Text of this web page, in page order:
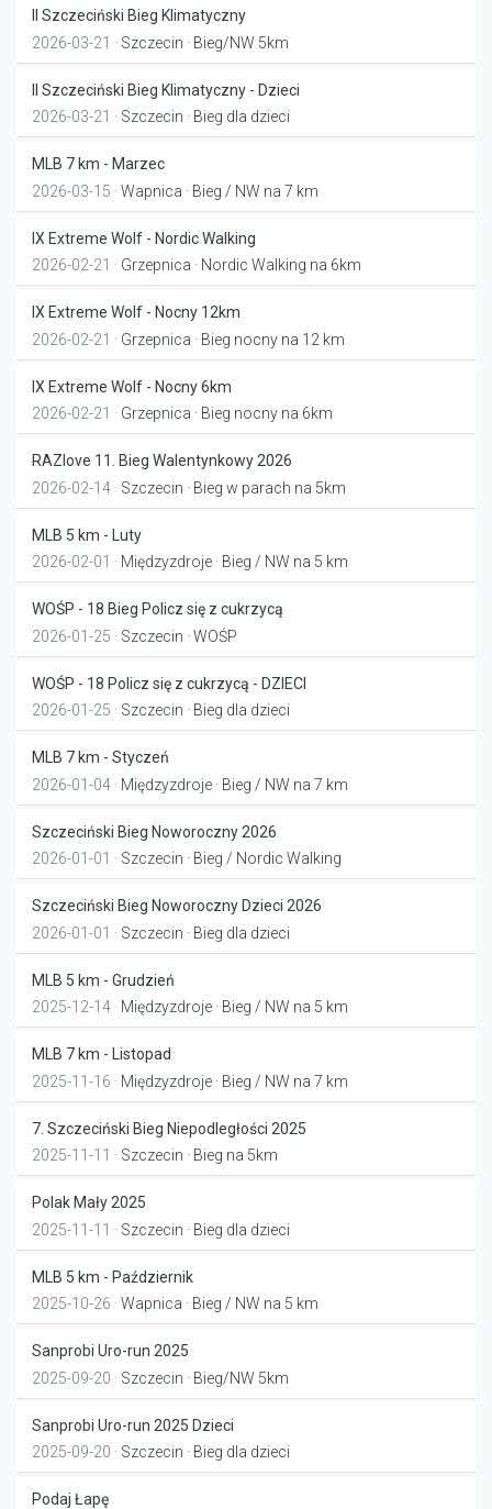
II Szczeciński Bieg Klimatyczny
2026-03-21 · Szczecin · Bieg/NW 5km
II Szczeciński Bieg Klimatyczny - Dzieci
2026-03-21 · Szczecin · Bieg dla dzieci
MLB 7 km - Marzec
2026-03-15 · Wapnica · Bieg / NW na 7 km
IX Extreme Wolf - Nordic Walking
2026-02-21 · Grzepnica · Nordic Walking na 6km
IX Extreme Wolf - Nocny 12km
2026-02-21 · Grzepnica · Bieg nocny na 12 km
IX Extreme Wolf - Nocny 6km
2026-02-21 · Grzepnica · Bieg nocny na 6km
RAZlove 11. Bieg Walentynkowy 2026
2026-02-14 · Szczecin · Bieg w parach na 5km
MLB 5 km - Luty
2026-02-01 · Międzyzdroje · Bieg / NW na 5 km
WOŚP - 18 Bieg Policz się z cukrzycą
2026-01-25 · Szczecin · WOŚP
WOŚP - 18 Policz się z cukrzycą - DZIECI
2026-01-25 · Szczecin · Bieg dla dzieci
MLB 7 km - Styczeń
2026-01-04 · Międzyzdroje · Bieg / NW na 7 km
Szczeciński Bieg Noworoczny 2026
2026-01-01 · Szczecin · Bieg / Nordic Walking
Szczeciński Bieg Noworoczny Dzieci 2026
2026-01-01 · Szczecin · Bieg dla dzieci
MLB 5 km - Grudzień
2025-12-14 · Międzyzdroje · Bieg / NW na 5 km
MLB 7 km - Listopad
2025-11-16 · Międzyzdroje · Bieg / NW na 7 km
7. Szczeciński Bieg Niepodległości 2025
2025-11-11 · Szczecin · Bieg na 5km
Polak Mały 2025
2025-11-11 · Szczecin · Bieg dla dzieci
MLB 5 km - Październik
2025-10-26 · Wapnica · Bieg / NW na 5 km
Sanprobi Uro-run 2025
2025-09-20 · Szczecin · Bieg/NW 5km
Sanprobi Uro-run 2025 Dzieci
2025-09-20 · Szczecin · Bieg dla dzieci
Podaj Łapę